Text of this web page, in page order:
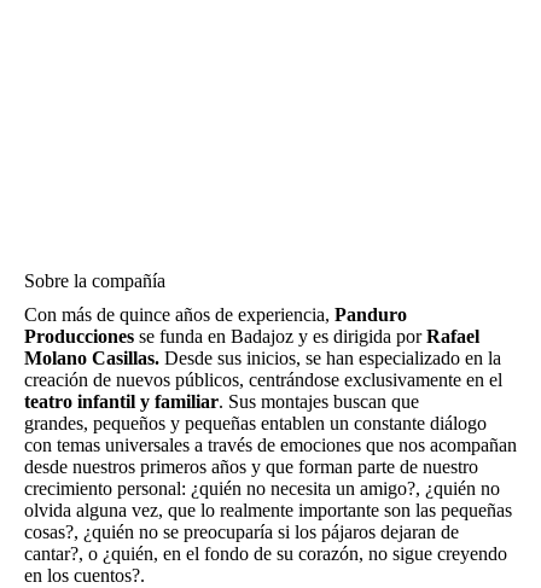
Sobre la compañía
Con más de quince años de experiencia, Panduro
Producciones se funda en Badajoz y es dirigida porRafael
Molano Casillas. Desde sus inicios, se han especializado en la
creación de nuevos públicos, centrándose exclusivamente en el
teatro infantil y familiar. Sus montajes buscan que
grandes, pequeños y pequeñas entablen un constante diálogo
con temas universales a través de emociones que nos acompañan
desde nuestros primeros años y que forman parte de nuestro
crecimiento personal: ¿quién no necesita un amigo?, ¿quién no
olvida alguna vez, que lo realmente importante son las pequeñas
cosas?, ¿quién no se preocuparía si los pájaros dejaran de
cantar?, o ¿quién, en el fondo de su corazón, no sigue creyendo
en los cuentos?.